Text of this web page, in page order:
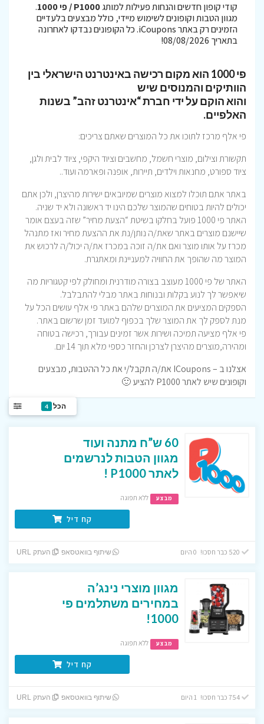
קודי קופון חדשים והנחות פעילות למותגP1000 / פי 1000
.
מגוון הטבות וקופונים לשימוש מיידי, כולל מבצעים בלעדיים
הזמינים רק באתר iCoupons. כל הקופונים נבדקו לאחרונה
בתאריך 08/08/2026!
פי 1000 הוא מקום רכישה באינטרנט הישראלי בין
הוותיקים והמנוסים שיש
והוא הוקם על ידי חברת “אינטרנט זהב” בשנות
האלפיים.
פי אלף מרכז לתוכו את כל המוצרים שאתם צריכים:
תקשורת וצילום, מוצרי חשמל, מחשבים וציוד היקפי, ציוד לבית ולגן,
ציוד ספורט, מחנאות וילדים, תיירות, אופנה ופארמה ועוד..
באתר אתם תוכלו למצוא מוצרים שמיובאים ישירות מהיצרן, ולכן אתם
יכולים להיות בטוחים שהמוצר שלכם הינו יד ראשונה ולא יד שניה.
האתר פי 1000 פועל בחלקו בשיטת “הצעת מחיר” שזה בעצם אומר
שיישנם מוצרים באתר שאת/ה נותן/נת את ההצעת מחיר ואז מתנהל
מכרז על אותו מוצר ואם את/ה זוכה במכרז את/ה יכול/ה לרכוש את
המוצר מה שהופך את החוויה למעניינת ומאתגרת.
האתר של פי 1000 מעוצב בצורה מודרנית ומחולק לפי קטגוריות מה
שיאפשר לך לנוע בקלות ובנוחות באתר מבלי להתבלבל.
הספקים המציעים את המוצרים שלהם באתר פי אלף עושים הכל על
מנת לספק לך את המוצר שלך בכפוף למועד זמן שרשום באתר.
פי אלף מציעה תמיכה ושירות אשר זמינים עבורך, רכישה בטוחה
ומהירה,מוצרים מהיצרן לצרכן והחזר כספי מלא תוך 14 יום.
אצלנו ב – ICoupons את/ה תקבל/י את כל ההטבות, מבצעים
וקופונים שיש לאתר P1000 להציע 🙂
הכל 4
60 ש”ח מתנה ועוד
מגוון הטבות לנרשמים
לאתר P1000 !
מבצע ללא תפוגה
קח דיל
שיתוף בוואטסאפ העתק URL
מגוון מוצרי נינג’ה
במחירים משתלמים פי
1000!
מבצע ללא תפוגה
קח דיל
754 כבר חסכו! 1 היום שיתוף בוואטסאפ העתק URL